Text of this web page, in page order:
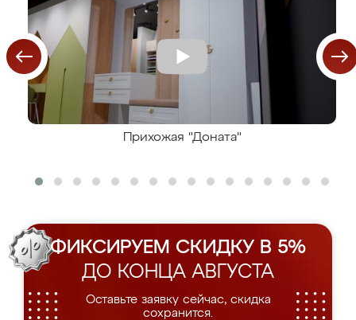
Прихожая "Доната"
ФИКСИРУЕМ СКИДКУ В 5%
ДО КОНЦА АВГУСТА
Оставьте заявку сейчас, скидка
сохранится.